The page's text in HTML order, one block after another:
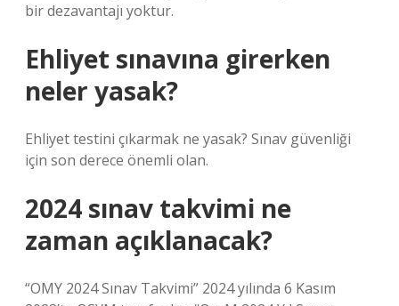
bir dezavantajı yoktur.
Ehliyet sınavına girerken
neler yasak?
Ehliyet testini çıkarmak ne yasak? Sınav güvenliği
için son derece önemli olan.
2024 sınav takvimi ne
zaman açıklanacak?
“OMY 2024 Sınav Takvimi” 2024 yılında 6 Kasım